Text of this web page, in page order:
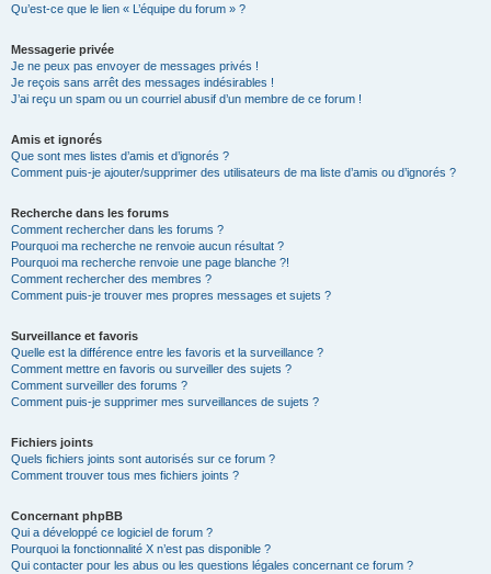
Qu’est-ce que le lien « L’équipe du forum » ?
Messagerie privée
Je ne peux pas envoyer de messages privés !
Je reçois sans arrêt des messages indésirables !
J’ai reçu un spam ou un courriel abusif d’un membre de ce forum !
Amis et ignorés
Que sont mes listes d’amis et d’ignorés ?
Comment puis-je ajouter/supprimer des utilisateurs de ma liste d’amis ou d’ignorés ?
Recherche dans les forums
Comment rechercher dans les forums ?
Pourquoi ma recherche ne renvoie aucun résultat ?
Pourquoi ma recherche renvoie une page blanche ?!
Comment rechercher des membres ?
Comment puis-je trouver mes propres messages et sujets ?
Surveillance et favoris
Quelle est la différence entre les favoris et la surveillance ?
Comment mettre en favoris ou surveiller des sujets ?
Comment surveiller des forums ?
Comment puis-je supprimer mes surveillances de sujets ?
Fichiers joints
Quels fichiers joints sont autorisés sur ce forum ?
Comment trouver tous mes fichiers joints ?
Concernant phpBB
Qui a développé ce logiciel de forum ?
Pourquoi la fonctionnalité X n’est pas disponible ?
Qui contacter pour les abus ou les questions légales concernant ce forum ?